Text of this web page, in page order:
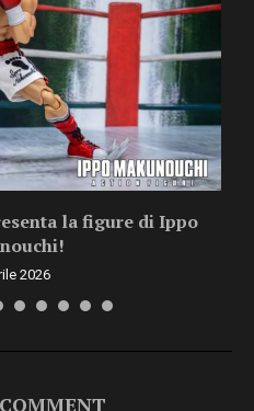
la figure di Ippo
2026